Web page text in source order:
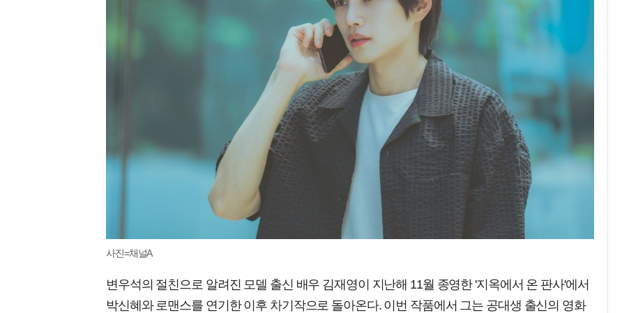
사진=채널A
변우석의 절친으로 알려진 모델 출신 배우 김재영이 지난해 11월 종영한 '지옥에서 온 판사'에서
박신혜와 로맨스를 연기한 이후 차기작으로 돌아온다. 이번 작품에서 그는 공대생 출신의 영화